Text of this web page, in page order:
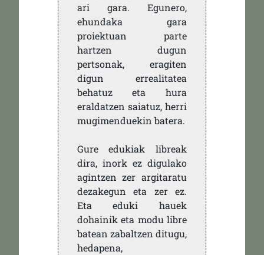
ari gara. Egunero,
ehundaka gara
proiektuan parte
hartzen dugun
pertsonak, eragiten
digun errealitatea
behatuz eta hura
eraldatzen saiatuz, herri
mugimenduekin batera.
Gure edukiak libreak
dira, inork ez digulako
agintzen zer argitaratu
dezakegun eta zer ez.
Eta eduki hauek
dohainik eta modu libre
batean zabaltzen ditugu,
hedapena,